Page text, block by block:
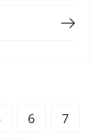
Přečtěte si více
6 7